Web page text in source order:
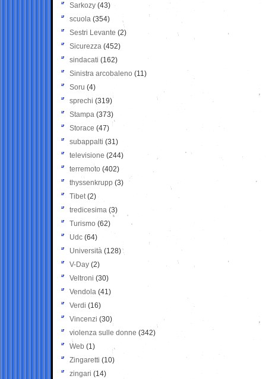
Sarkozy (43)
scuola (354)
Sestri Levante (2)
Sicurezza (452)
sindacati (162)
Sinistra arcobaleno (11)
Soru (4)
sprechi (319)
Stampa (373)
Storace (47)
subappalti (31)
televisione(244)
terremoto (402)
thyssenkrupp (3)
Tibet(2)
tredicesima (3)
Turismo (62)
Udc (64)
Università (128)
V-Day (2)
Veltroni (30)
Vendola (41)
Verdi (16)
Vincenzi (30)
violenza sulle donne (342)
Web (1)
Zingaretti (10)
zingari (14)